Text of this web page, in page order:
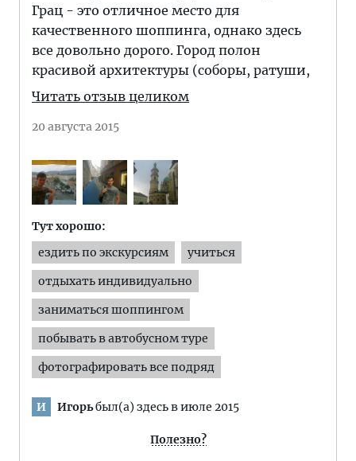
Грац - это отличное место для
качественного шоппинга, однако здесь
все довольно дорого. Город полон
красивой архитектуры (соборы, ратуши,
Читать отзыв целиком
20 августа 2015
Тут хорошо:
ездить по экскурсиям
учиться
отдыхать индивидуально
заниматься шоппингом
побывать в автобусном туре
фотографировать все подряд
И Игорьбыл(а) здесь в июле 2015
Полезно?